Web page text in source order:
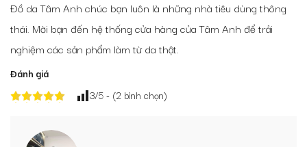
Đồ da Tâm Anh chúc bạn luôn là những nhà tiêu dùng thông
thái. Mời bạn đến hệ thống cửa hàng của Tâm Anh để trải
nghiệm các sản phẩm làm từ da thật.
Đánh giá
3/5 - (2 bình chọn)